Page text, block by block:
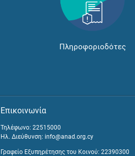
Πληροφοριοδότες
Επικοινωνία
Τηλέφωνο: 22515000
Ηλ. Διεύθυνση: info@anad.org.cy
Γραφείο Εξυπηρέτησης του Κοινού: 22390300